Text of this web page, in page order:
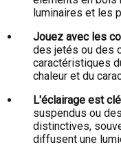
luminaires et les
Jouez avec les
des jetés ou des
caractéristiques
chaleur et du
L'éclairage est
suspendus ou
distinctives,
diffusent une